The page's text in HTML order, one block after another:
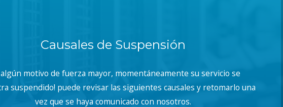
Causales de Suspensión
motivo de fuerza mayor, momentáneamente su servicio se
suspendido! puede revisar las siguientes causales y retomarlo una
vez que se haya comunicado con nosotros.